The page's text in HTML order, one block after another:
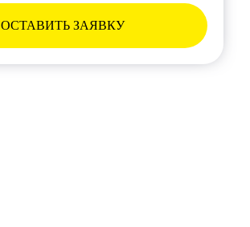
ОСТАВИТЬ ЗАЯВКУ